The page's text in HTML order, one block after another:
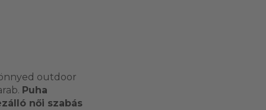
outdoor
Puha
női szabás